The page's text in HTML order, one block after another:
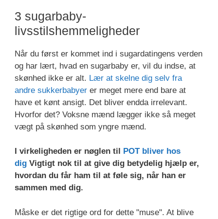
3 sugarbaby-
livsstilshemmeligheder
Når du først er kommet ind i sugardatingens verden
og har lært, hvad en sugarbaby er, vil du indse, at
skønhed ikke er alt. Lær at skelne dig selv fra
andre sukkerbabyer er meget mere end bare at
have et kønt ansigt. Det bliver endda irrelevant.
Hvorfor det? Voksne mænd lægger ikke så meget
vægt på skønhed som yngre mænd.
I virkeligheden er nøglen til POT bliver hos
dig Vigtigt nok til at give dig betydelig hjælp er,
hvordan du får ham til at føle sig, når han er
sammen med dig.
Måske er det rigtige ord for dette "muse". At blive